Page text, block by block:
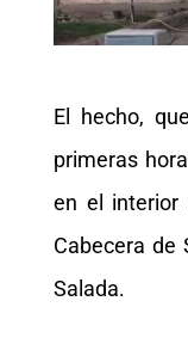
El hecho,
primeras
en el interior
Cabecera de
Salada.